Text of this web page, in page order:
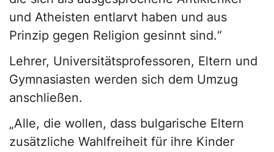
und Atheisten entlarvt haben und aus
Prinzip gegen Religion gesinnt sind.“
Lehrer, Universitätsprofessoren, Eltern und
Gymnasiasten werden sich dem Umzug
anschließen.
„Alle, die wollen, dass bulgarische Eltern
zusätzliche Wahlfreiheit für ihre Kinder